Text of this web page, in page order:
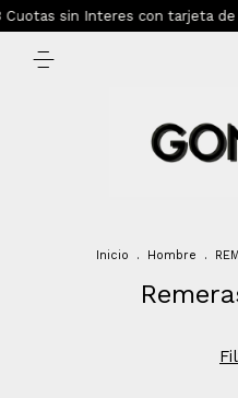
sin Interes con tarjeta de
Inicio . Hombre .